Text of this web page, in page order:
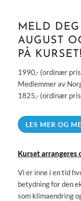
MELD
AUGUST
PÅ KURSET!
1990,- (ordinær
Medlemmer av
1825,- (ordinær
LES MER OG
Kurset arrangeres
Vi er inne i en tid
betydning for den
som klimaendring